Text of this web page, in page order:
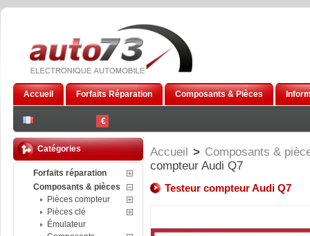
€
Accueil Forfaits Réparation Composants & Pièces
Catégories
Forfaits réparation
Composants & pièces
Pièces compteur
Pièces clé
Émulateur
Accueil > Composants &
compteur Audi Q7
Testeur compteur Audi Q7